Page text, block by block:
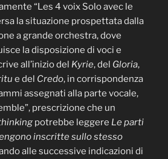
“Les 4 voix Solo avec le
la situazione prospettata dalla
a grande orchestra, dove
la disposizione di voci e
all’inizio del Kyrie, del Gloria,
e del Credo, in corrispondenza
assegnati alla parte vocale,
prescrizione che un
potrebbe leggere Le parti
inscritte sullo stesso
alle successive indicazioni di